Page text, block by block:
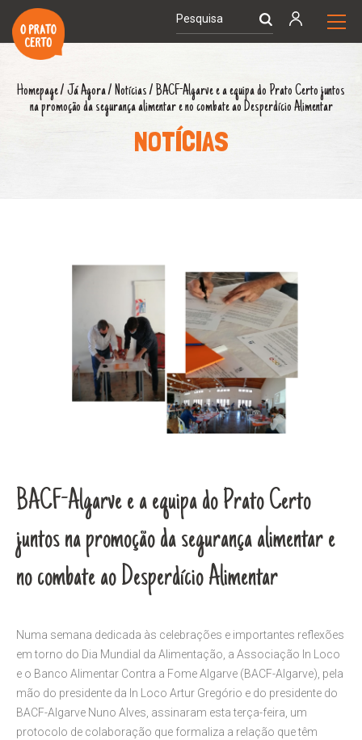
Homepage/ Já Agora/ Notícias/ BACF-Algarve e a equipa do Prato Certo juntos
na promoção da segurança alimentar e no combate ao Desperdício Alimentar
NOTÍCIAS
BACF-Algarve e a equipa do Prato Certo
juntos na promoção da segurança alimentar e
no combate ao Desperdício Alimentar
Numa semana dedicada às celebrações e importantes reflexões
em torno do Dia Mundial da Alimentação, a Associação In Loco
e o Banco Alimentar Contra a Fome Algarve (BACF-Algarve), pela
mão do presidente da In Loco Artur Gregório e do presidente do
BACF-Algarve Nuno Alves, assinaram esta terça-feira, um
protocolo de colaboração que formaliza a relação que têm